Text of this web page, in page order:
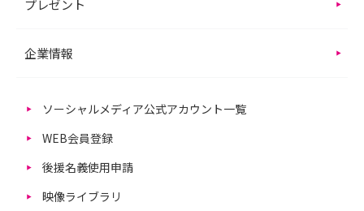
プレゼント
企業情報
ソーシャルメディア公式アカウント一覧
WEB会員登録
後援名義使用申請
映像ライブラリ